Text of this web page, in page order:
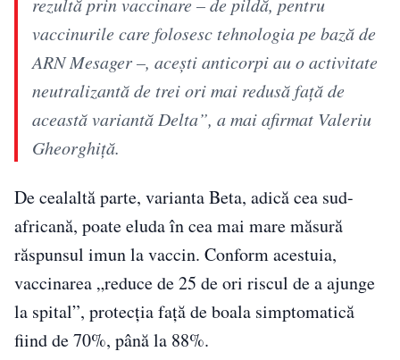
rezultă prin vaccinare – de pildă, pentru
vaccinurile care folosesc tehnologia pe bază de
ARN Mesager –, aceşti anticorpi au o activitate
neutralizantă de trei ori mai redusă faţă de
această variantă Delta”, a mai afirmat Valeriu
Gheorghiţă.
De cealaltă parte, varianta Beta, adică cea sud-
africană, poate eluda în cea mai mare măsură
răspunsul imun la vaccin. Conform acestuia,
vaccinarea „reduce de 25 de ori riscul de a ajunge
la spital”, protecţia faţă de boala simptomatică
fiind de 70%, până la 88%.